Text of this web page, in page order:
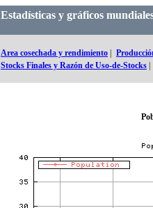
Estadísticas y gráficos
Area cosechada y rendimiento
Stocks Finales y Razón de Uso-de-Stocks